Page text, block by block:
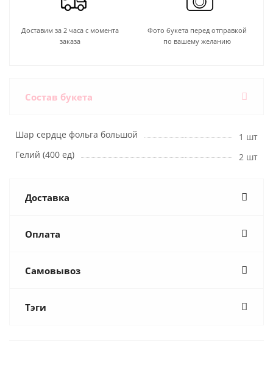
Доставим за 2 часа с момента
заказа
Фото букета перед отправкой
по вашему желанию
Состав букета
Шар сердце фольга большой
1 шт
Гелий (400 ед)
2 шт
Доставка
Оплата
Самовывоз
Тэги